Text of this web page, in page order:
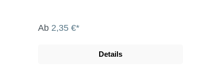
Ab 2,35 €*
Details